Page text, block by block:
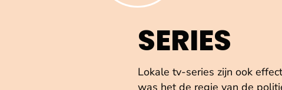
SERIES
Lokale tv-series zijn ook
was het de regie van de